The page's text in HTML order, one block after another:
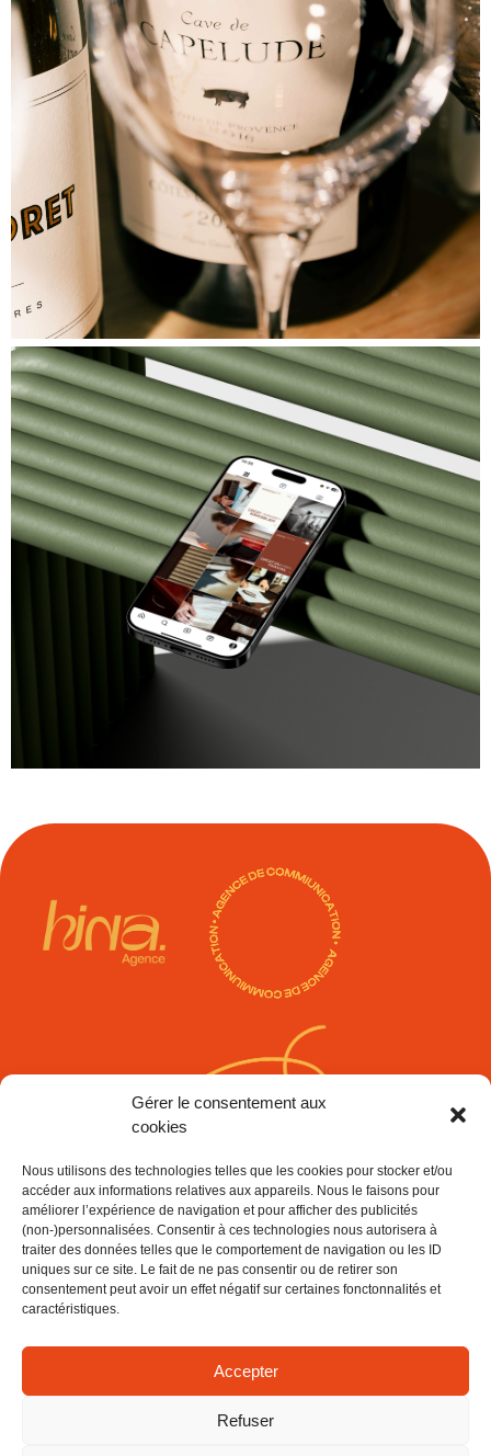
Gérer le consentement aux
cookies
Nous utilisons des technologies telles que les cookies pour stocker et/ou
accéder aux informations relatives aux appareils. Nous le faisons pour
améliorer l’expérience de navigation et pour afficher des publicités
(non-)personnalisées. Consentir à ces technologies nous autorisera à
traiter des données telles que le comportement de navigation ou les ID
uniques sur ce site. Le fait de ne pas consentir ou de retirer son
consentement peut avoir un effet négatif sur certaines fonctonnalités et
caractéristiques.
Accepter
Refuser
PROJETS !
Contact
Nous contacter
contact@agencehina.fr
06 27 87 69 52